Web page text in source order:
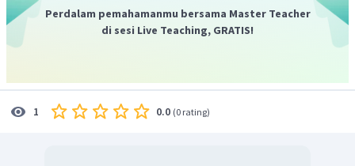
Perdalam pemahamanmu bersama Master Teacher
di sesi Live Teaching, GRATIS!
1 0.0 (0 rating)